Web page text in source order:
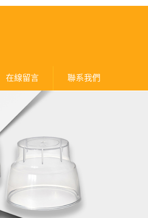
在線留言 聯系我們